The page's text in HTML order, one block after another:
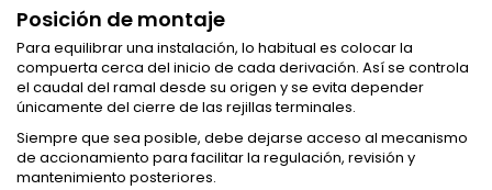
Posición de montaje
Para equilibrar una instalación, lo habitual es colocar la
compuerta cerca del inicio de cada derivación. Así se controla
el caudal del ramal desde su origen y se evita depender
únicamente del cierre de las rejillas terminales.
Siempre que sea posible, debe dejarse acceso al mecanismo
de accionamiento para facilitar la regulación, revisión y
mantenimiento posteriores.